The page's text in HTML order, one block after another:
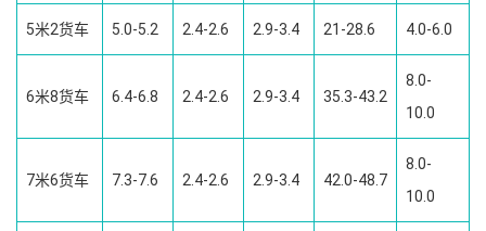
5米2货车 5.0-5.2 2.4-2.6 2.9-3.4 21-28.6 4.0-6.0
6米8货车 6.4-6.8 2.4-2.6 2.9-3.4 35.3-43.2
8.0-
10.0
7米6货车 7.3-7.6 2.4-2.6 2.9-3.4 42.0-48.7
8.0-
10.0